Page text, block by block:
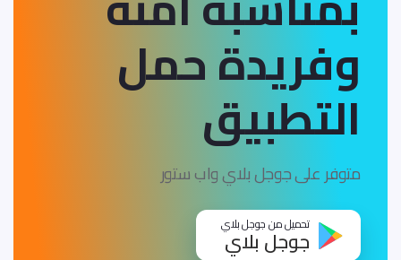
وفريدةحمل
التطبيق
متوفر على جوجل بلاي واب ستور
تحميل من جوجل بلاي
جوجل بلاي